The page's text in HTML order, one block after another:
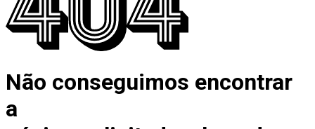
Não conseguimos encontrar
a